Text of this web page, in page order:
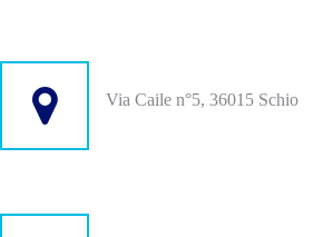
Via Caile n°5, 36015 Schio